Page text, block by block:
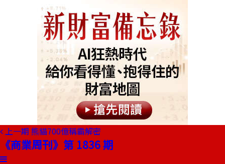
上一期 熊貓700億稱霸解密
《商業周刊》第 1836 期